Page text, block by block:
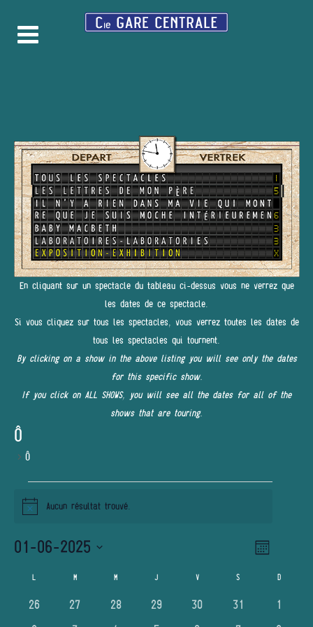
En cliquant sur un spectacle du tableau ci-dessus vous ne verrez que
les dates de ce spectacle.
Si vous cliquez sur tous les spectacles, vous verrez toutes les dates de
tous les spectacles qui tournent.
By clicking on a show in the above listing you will see only the dates
for this specific show.
If you click on ALL SHOWS, you will see all the dates for all of the
shows that are touring.
Ô
Ô
ÉVÈNEMENTS
Notice
Aucun résultat trouvé.
vues
Mois
01-06-2025
date.
CALENDRIER
DE
L MMARDI M J VVENDREDI S DDIMANCHE
0
évènements
26
0
évènements
27
0
évènements
28
0
évènements
29
0
évènements
30
0
évènements
31
01